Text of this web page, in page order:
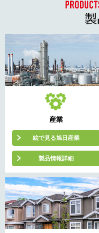
産業
絵で見る旭日産業
製品情報詳細